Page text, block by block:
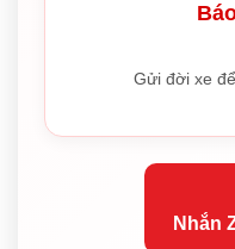
Gửi đời xe
Nhắn